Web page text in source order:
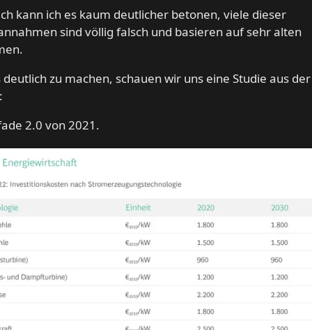
kann ich es kaum deutlicher betonen, viele dieser
sind völlig falsch und basieren auf sehr alten
deutlich zu machen, schauen wir uns eine Studie aus
2.0 von 2021.